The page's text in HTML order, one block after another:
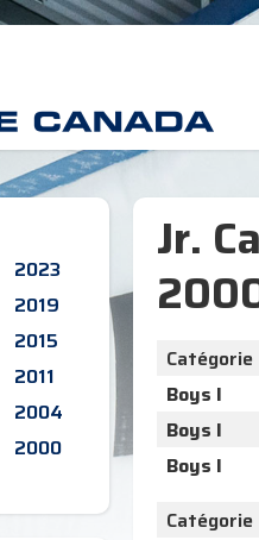
2023
2019
2015
2011
2004
2000
Jr.
Catégorie
Boys I
Boys I
Boys I
Catégorie